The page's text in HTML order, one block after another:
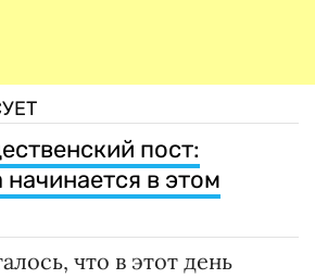
пост:
начинается в этом
что в этот день